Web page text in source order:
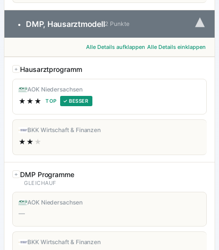
• DMP, Hausarztmodell2 Punkte ▾
Alle Details aufklappen Alle Details einklappen
Hausarztprogramm
AOK Niedersachsen
★★★ TOP ✓ BESSER
BKK Wirtschaft & Finanzen
★★ ★
DMP Programme
GLEICHAUF
AOK Niedersachsen
—
BKK Wirtschaft & Finanzen